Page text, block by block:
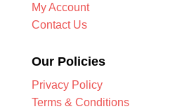
My Account
Contact Us
Our Policies
Privacy Policy
Terms & Conditions